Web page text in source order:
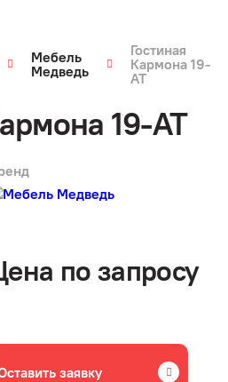
Мебель
Медведь
Гостиная
Кармона 19-
АТ
19-АТ
по запросу
заявку